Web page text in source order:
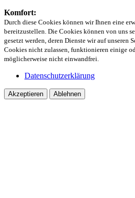
Komfort:
Durch diese Cookies können wir Ihnen eine
bereitzustellen. Die Cookies können von uns
gesetzt werden, deren Dienste wir auf unseren
Cookies nicht zulassen, funktionieren einige
möglicherweise nicht einwandfrei.
Datenschutzerklärung
Akzeptieren Ablehnen